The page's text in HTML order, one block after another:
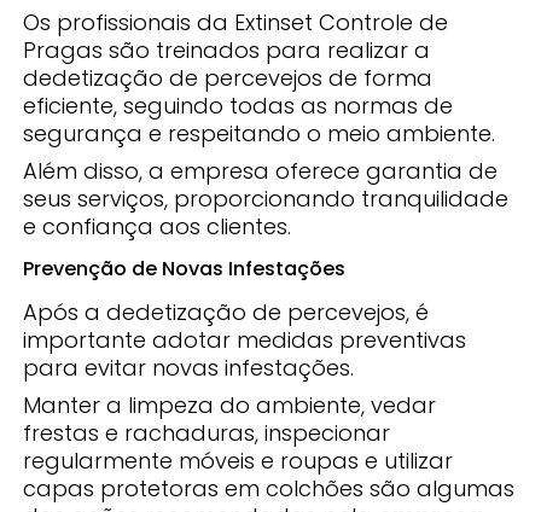
Os profissionais da Extinset Controle de
Pragas são treinados para realizar a
dedetização de percevejos de forma
eficiente, seguindo todas as normas de
segurança e respeitando o meio ambiente.
Além disso, a empresa oferece garantia de
seus serviços, proporcionando tranquilidade
e confiança aos clientes.
Prevenção de Novas Infestações
Após a dedetização de percevejos, é
importante adotar medidas preventivas
para evitar novas infestações.
Manter a limpeza do ambiente, vedar
frestas e rachaduras, inspecionar
regularmente móveis e roupas e utilizar
capas protetoras em colchões são algumas